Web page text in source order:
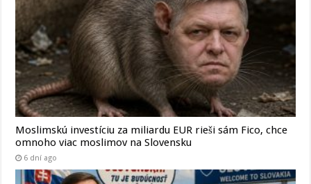
Moslimskú investíciu za miliardu EUR rieši sám Fico, chce
omnoho viac moslimov na Slovensku
6 dní ago